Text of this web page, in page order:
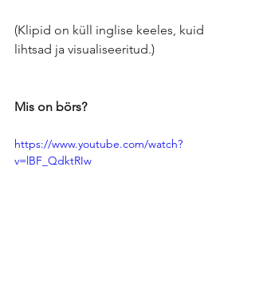
(Klipid on küll inglise keeles, kuid
lihtsad ja visualiseeritud.)
Mis on börs?
https://www.youtube.com/watch?
v=lBF_QdktRIw